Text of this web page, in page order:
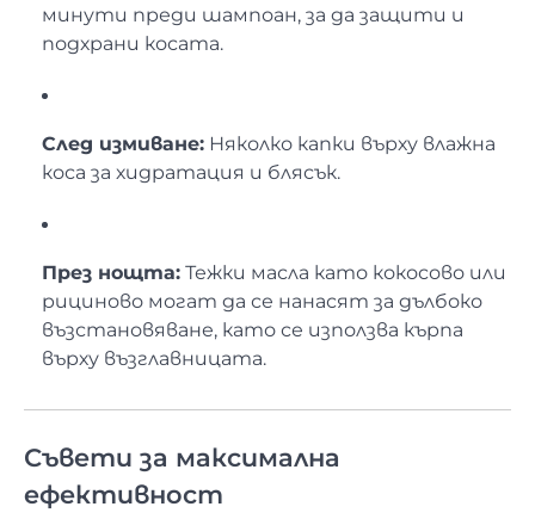
минути преди шампоан, за да защити и
подхрани косата.
След измиване: Няколко капки върху влажна
коса за хидратация и блясък.
През нощта: Тежки масла като кокосово или
рициново могат да се нанасят за дълбоко
възстановяване, като се използва кърпа
върху възглавницата.
Съвети за максимална
ефективност